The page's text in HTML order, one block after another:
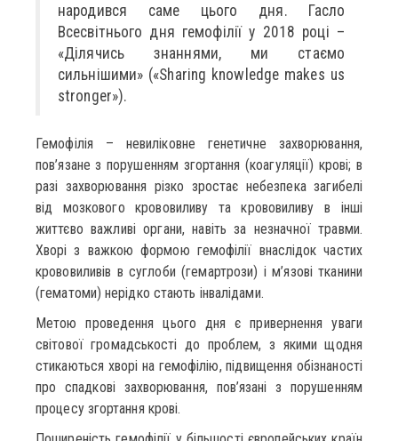
народився саме цього дня. Гасло
Всесвітнього дня гемофілії у 2018 році –
«Ділячись знаннями, ми стаємо
сильнішими» («Sharing knowledge makes us
stronger»).
Гемофілія – невиліковне генетичне захворювання,
пов’язане з порушенням згортання (коагуляції) крові; в
разі захворювання різко зростає небезпека загибелі
від мозкового крововиливу та крововиливу в інші
життєво важливі органи, навіть за незначної травми.
Хворі з важкою формою гемофілії внаслідок частих
крововиливів в суглоби (гемартрози) і м’язові тканини
(гематоми) нерідко стають інвалідами.
Метою проведення цього дня є привернення уваги
світової громадськості до проблем, з якими щодня
стикаються хворі на гемофілію, підвищення обізнаності
про спадкові захворювання, пов’язані з порушенням
процесу згортання крові.